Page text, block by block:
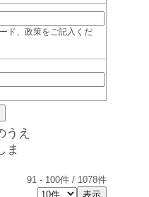
ド、政策をご記入くだ
うえ
ま
91 - 100件 / 1078件